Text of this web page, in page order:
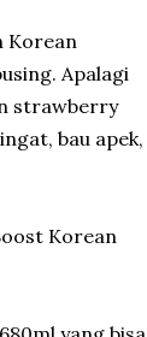
Korean
Apalagi
strawberry
bau apek,
Korean